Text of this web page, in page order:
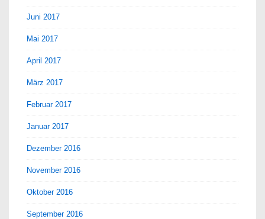
Juni 2017
Mai 2017
April 2017
März 2017
Februar 2017
Januar 2017
Dezember 2016
November 2016
Oktober 2016
September 2016